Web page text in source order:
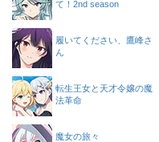
て！2nd season
履いてください、鷹峰さ
ん
転生王女と天才令嬢の魔
法革命
魔女の旅々